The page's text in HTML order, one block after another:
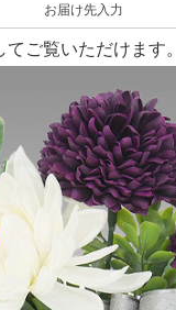
お届け先入力
ご覧いただけます。